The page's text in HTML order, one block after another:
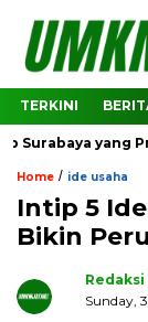
TERKINI
yang
Home / ide usaha
Intip 5
Bikin
Redaksi
Sunday,